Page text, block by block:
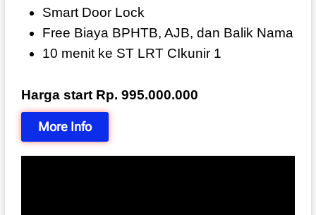
Smart Door Lock
Free Biaya BPHTB, AJB, dan Balik Nama
10 menit ke ST LRT CIkunir 1
Harga start Rp. 995.000.000
More Info